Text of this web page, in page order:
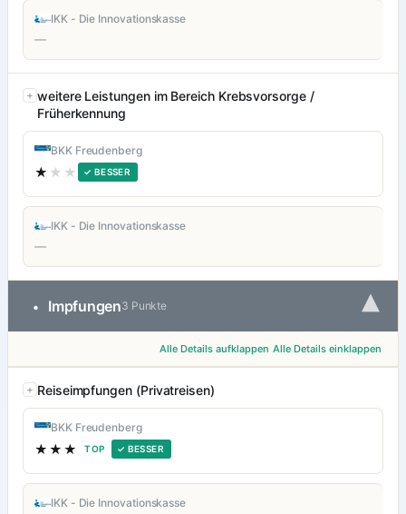
IKK - Die Innovationskasse
—
weitere Leistungen im Bereich Krebsvorsorge /
Früherkennung
BKK Freudenberg
★ ★★ ✓ BESSER
IKK - Die Innovationskasse
—
• Impfungen3 Punkte ▾
Alle Details aufklappen Alle Details einklappen
Reiseimpfungen (Privatreisen)
BKK Freudenberg
★★★ TOP ✓ BESSER
IKK - Die Innovationskasse